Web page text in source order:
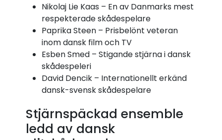
Nikolaj Lie Kaas – En av Danmarks mest
respekterade skådespelare
Paprika Steen – Prisbelönt veteran
inom dansk film och TV
Esben Smed – Stigande stjärna i dansk
skådespeleri
David Dencik – Internationellt erkänd
dansk-svensk skådespelare
Stjärnspäckad ensemble
ledd av dansk